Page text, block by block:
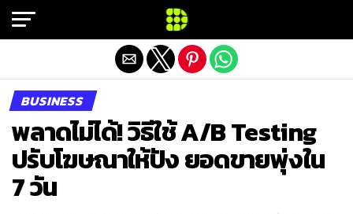
BUSINESS
พลาดไม่ได้! วิธีใช้ A/B Testing
ปรับโฆษณาให้ปัง ยอดขายพุ่งใน
7 วัน
Exit mobile version